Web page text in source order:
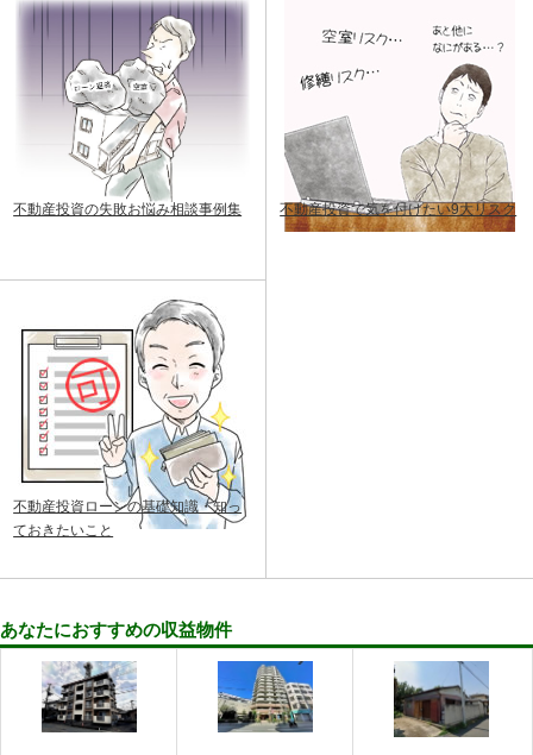
不動産投資の失敗お悩み相談事例集 不動産投資で気を付けたい9大リスク
不動産投資ローンの基礎知識・知っ
ておきたいこと
あなたにおすすめの収益物件